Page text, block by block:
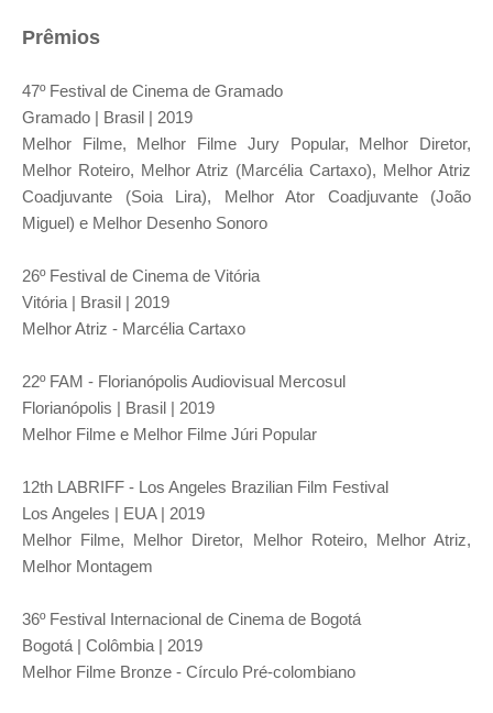
Prêmios
47º Festival de Cinema de Gramado
Gramado | Brasil | 2019
Melhor Filme, Melhor Filme Jury Popular, Melhor Diretor,
Melhor Roteiro, Melhor Atriz (Marcélia Cartaxo), Melhor Atriz
Coadjuvante (Soia Lira), Melhor Ator Coadjuvante (João
Miguel) e Melhor Desenho Sonoro
26º Festival de Cinema de Vitória
Vitória | Brasil | 2019
Melhor Atriz - Marcélia Cartaxo
22º FAM - Florianópolis Audiovisual Mercosul
Florianópolis | Brasil | 2019
Melhor Filme e Melhor Filme Júri Popular
12th LABRIFF - Los Angeles Brazilian Film Festival
Los Angeles | EUA | 2019
Melhor Filme, Melhor Diretor, Melhor Roteiro, Melhor Atriz,
Melhor Montagem
36º Festival Internacional de Cinema de Bogotá
Bogotá | Colômbia | 2019
Melhor Filme Bronze - Círculo Pré-colombiano